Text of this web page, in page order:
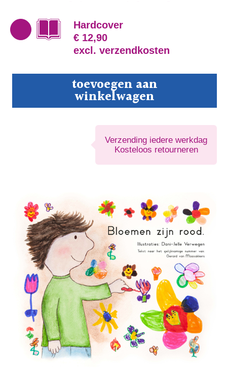
Hardcover
€ 12,90
excl. verzendkosten
aantal
toevoegen aan
winkelwagen
Verzending iedere werkdag
Kosteloos retourneren